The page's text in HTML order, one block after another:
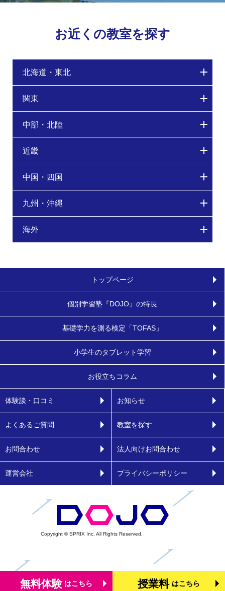
お近くの教室を探す
北海道・東北
関東
中部・北陸
近畿
中国・四国
九州・沖縄
海外
トップページ
個別学習塾『DOJO』の特長
基礎学力を測る検定「TOFAS」
小学生のタブレット学習
お役立ちコラム
体験談・口コミ お知らせ
よくあるご質問 教室を探す
お問合わせ 法人向けお問合わせ
運営会社 プライバシーポリシー
Copyright © SPRIX Inc. All Rights Reserved.
無料体験 はこちら 授業料 はこちら